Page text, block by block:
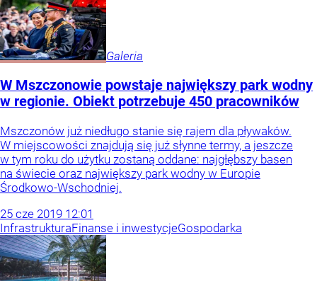
Galeria
W Mszczonowie powstaje największy park wodny
w regionie. Obiekt potrzebuje 450 pracowników
Mszczonów już niedługo stanie się rajem dla pływaków.
W miejscowości znajdują się już słynne termy, a jeszcze
w tym roku do użytku zostaną oddane: najgłębszy basen
na świecie oraz największy park wodny w Europie
Środkowo-Wschodniej.
25 cze 2019 12:01
InfrastrukturaFinanse i inwestycjeGospodarka